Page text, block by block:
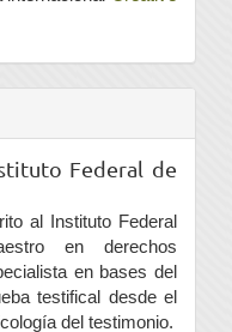
Federal de
al Instituto Federal
en derechos
en bases del
testifical desde el
del testimonio.